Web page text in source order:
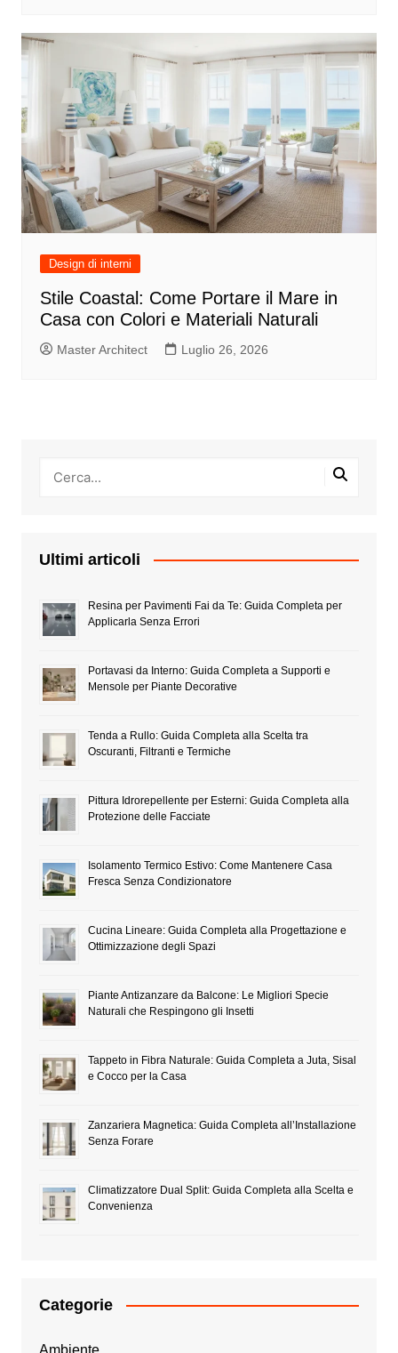
Design di interni
Stile Coastal: Come Portare il Mare in
Casa con Colori e Materiali Naturali
Master Architect Luglio 26, 2026
Ultimi articoli
Resina per Pavimenti Fai da Te: Guida Completa per
Applicarla Senza Errori
Portavasi da Interno: Guida Completa a Supporti e
Mensole per Piante Decorative
Tenda a Rullo: Guida Completa alla Scelta tra
Oscuranti, Filtranti e Termiche
Pittura Idrorepellente per Esterni: Guida Completa alla
Protezione delle Facciate
Isolamento Termico Estivo: Come Mantenere Casa
Fresca Senza Condizionatore
Cucina Lineare: Guida Completa alla Progettazione e
Ottimizzazione degli Spazi
Piante Antizanzare da Balcone: Le Migliori Specie
Naturali che Respingono gli Insetti
Tappeto in Fibra Naturale: Guida Completa a Juta, Sisal
e Cocco per la Casa
Zanzariera Magnetica: Guida Completa all’Installazione
Senza Forare
Climatizzatore Dual Split: Guida Completa alla Scelta e
Convenienza
Categorie
Ambiente